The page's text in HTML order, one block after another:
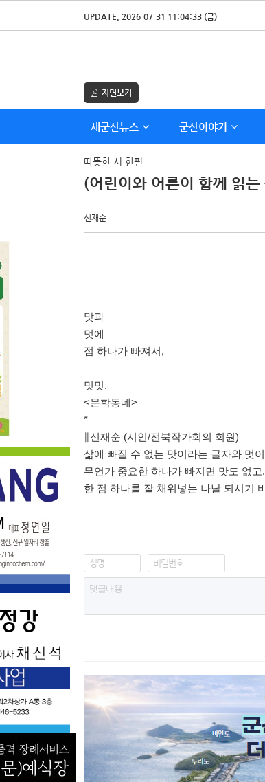
UPDATE. 2026-07-31 11:04:33 (금)
지면보기
새군산뉴스 군산이야기
따뜻한 시 한편
(어린이와 어른이 함께 읽
신재순
맛과
멋에
점 하나가 빠져서 ,
밋밋.
<문학동네 >
*
신재순 (시인 /전북작가회의 회원)
삶에 빠질 수 없는 맛이라는 글자와 멋
무언가 중요한 하나가 빠지면 맛도 없고,
한 점 하나를 잘 채워넣는 나날 되시기